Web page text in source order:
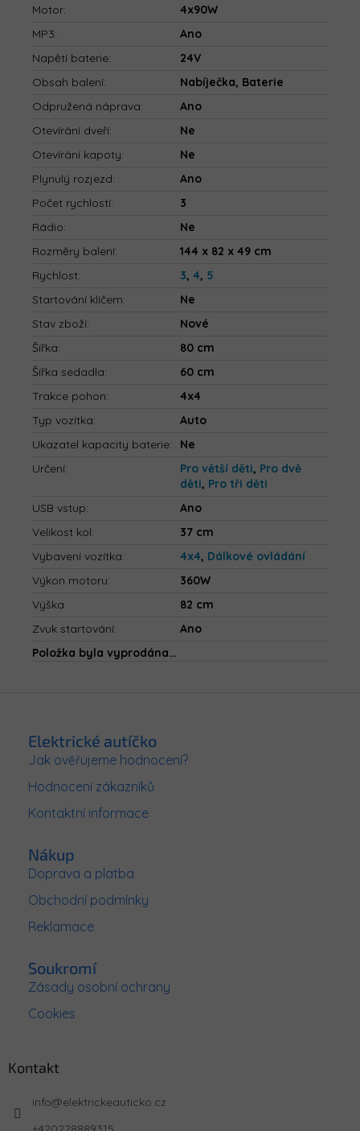
Motor:
4x90W
MP3:
Ano
Napětí baterie:
24V
Obsah balení:
Nabíječka, Baterie
Odpružená náprava:
Ano
Otevírání dveří:
Ne
Otevírání kapoty:
Ne
Plynulý rozjezd:
Ano
Počet rychlostí:
3
Rádio:
Ne
Rozměry balení:
144 x 82 x 49 cm
Rychlost: 3, 4, 5
Startování klíčem:
Ne
Stav zboží:
Nové
Šířka:
80 cm
Šířka sedadla:
60 cm
Trakce pohon:
4x4
Typ vozítka:
Auto
Ukazatel kapacity baterie:
Ne
Určení: Pro větší děti, Pro dvě
děti, Pro tři děti
USB vstup:
Ano
Velikost kol:
37 cm
Vybavení vozítka: 4x4, Dálkové ovládání
Výkon motoru:
360W
Výška:
82 cm
Zvuk startování:
Ano
Položka byla vyprodána…
Elektrické autíčko
Jak ověřujeme hodnocení?
Hodnocení zákazníků
Kontaktní informace
Nákup
Doprava a platba
Obchodní podmínky
Reklamace
Soukromí
Zásady osobní ochrany
Cookies
Kontakt
info@elektrickeauticko.cz